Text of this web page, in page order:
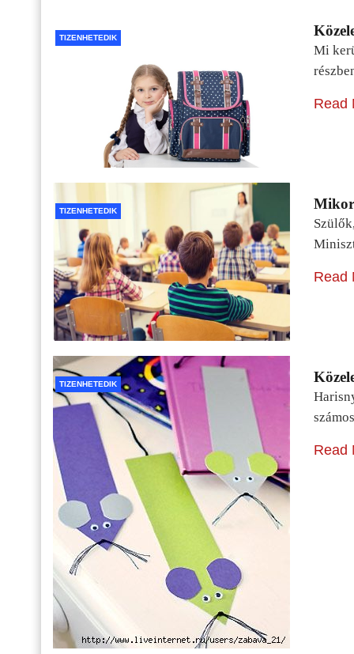
TIZENHETEDIK
Mi
Read
TIZENHETEDIK Mikor
Read
TIZENHETEDIK
Read